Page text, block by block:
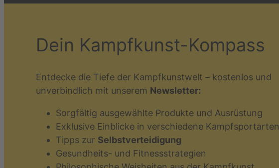
Dein Kampfkunst-Kompass
Entdecke die Tiefe der Kampfkunstwelt – kostenlos und
unverbindlich mit unserem Newsletter:
Sorgfältig ausgewählte Produkte und Ausrüstung
Exklusive Einblicke in verschiedene Kampfsportarten
Tipps zur Selbstverteidigung
Gesundheits- und Fitnessstrategien